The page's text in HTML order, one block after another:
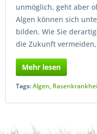
unmöglich, geht aber
Algen können sich
bilden. Wie Sie
die Zukunft
Mehr lesen
Tags:Algen,